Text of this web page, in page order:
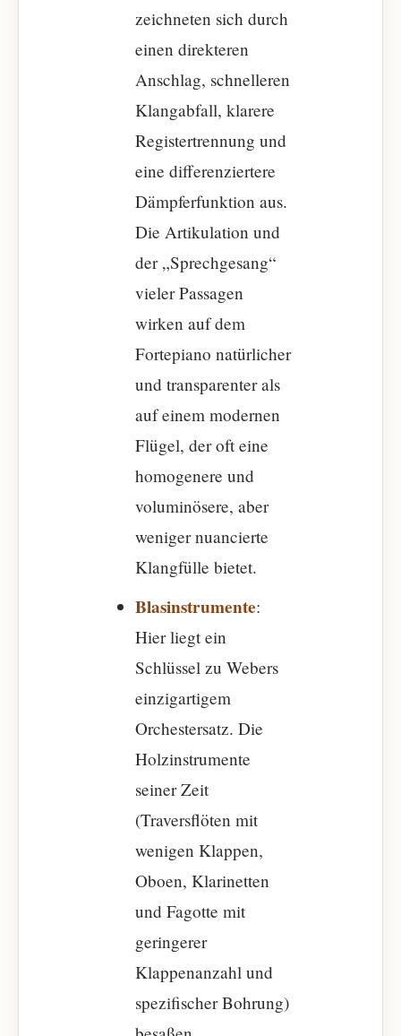
zeichneten sich durch
einen direkteren
Anschlag, schnelleren
Klangabfall, klarere
Registertrennung und
eine differenziertere
Dämpferfunktion aus.
Die Artikulation und
der „Sprechgesang“
vieler Passagen
wirken auf dem
Fortepiano natürlicher
und transparenter als
auf einem modernen
Flügel, der oft eine
homogenere und
voluminösere, aber
weniger nuancierte
Klangfülle bietet.
Blasinstrumente:
Hier liegt ein
Schlüssel zu Webers
einzigartigem
Orchestersatz. Die
Holzinstrumente
seiner Zeit
(Traversflöten mit
wenigen Klappen,
Oboen, Klarinetten
und Fagotte mit
geringerer
Klappenanzahl und
spezifischer Bohrung)